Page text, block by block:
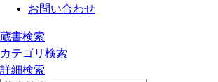
お問い合わせ
蔵書検索
カテゴリ検索
詳細検索